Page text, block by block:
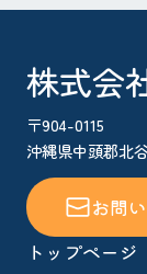
株式会
〒904-0115
沖縄県中頭郡北
お問
トップページ